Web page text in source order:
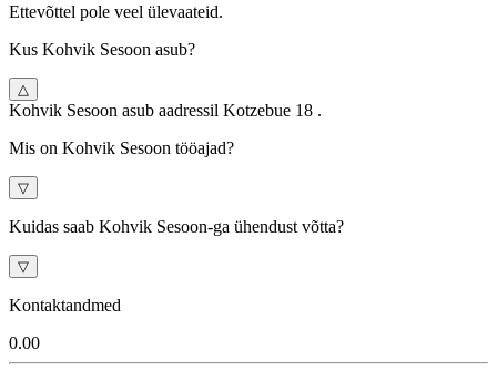
Ettevõttel pole veel ülevaateid.
Kus Kohvik Sesoon asub?
△
Kohvik Sesoon asub aadressil Kotzebue 18 .
Mis on Kohvik Sesoon tööajad?
▽
Kuidas saab Kohvik Sesoon-ga ühendust võtta?
▽
Kontaktandmed
0.00